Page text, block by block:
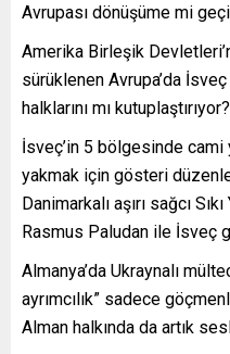
Avrupası dönüşüme mi
Amerika Birleşik
sürüklenen Avrupa’da
halklarını mı kutuplaştırıyor?
İsveç’in 5 bölgesinde cami
yakmak için gösteri
Danimarkalı aşırı sağcı
Rasmus Paludan ile İsveç
Almanya’da Ukraynalı
ayrımcılık” sadece
Alman halkında da artık